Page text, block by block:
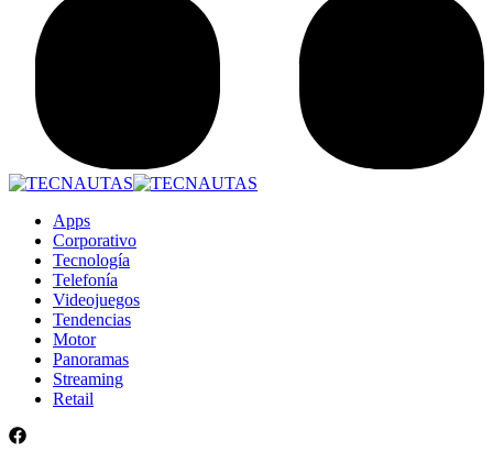
Apps
Corporativo
Tecnología
Telefonía
Videojuegos
Tendencias
Motor
Panoramas
Streaming
Retail